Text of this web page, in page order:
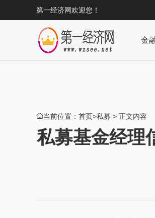
第一经济网欢迎您！
金
当前位置： 首页>私募 > 正文内容
私募基金经理